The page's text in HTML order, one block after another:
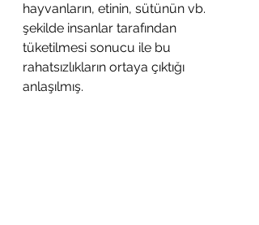
hayvanların, etinin, sütünün vb.
şekilde insanlar tarafından
tüketilmesi sonucu ile bu
rahatsızlıkların ortaya çıktığı
anlaşılmış.